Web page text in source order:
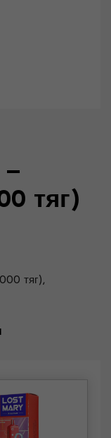
тяг)
тяг) ,